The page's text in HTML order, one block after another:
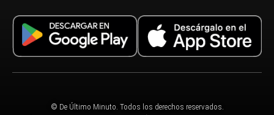
© De Último Minuto. Todos los derechos reservados.